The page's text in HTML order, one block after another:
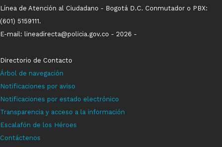
Línea de Atención al Ciudadano - Bogotá D.C. Conmutador o PBX:
(601) 5159111.
E-mail: lineadirecta@policia.gov.co - 2026 -
Directorio de Contacto
Árbol de navegación
Notificaciones por aviso
Notificaciones por estado electrónico
Transparencia y acceso a la información
Escalafón de los Héroes
Contáctenos